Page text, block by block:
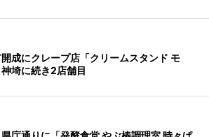
成にクレープ店「クリームスタンド モ
埼に続き2店舗目